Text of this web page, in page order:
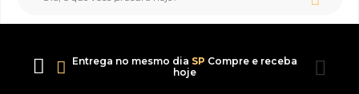
Entrega no mesmo dia SP Compre e receba
hoje